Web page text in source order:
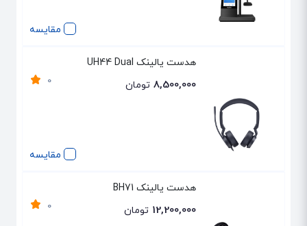
مقایسه
مقایسه
هدست یالینک UH44 Dual
0 8,500,000 تومان
هدست یالینک BH71
0 12,200,000 تومان